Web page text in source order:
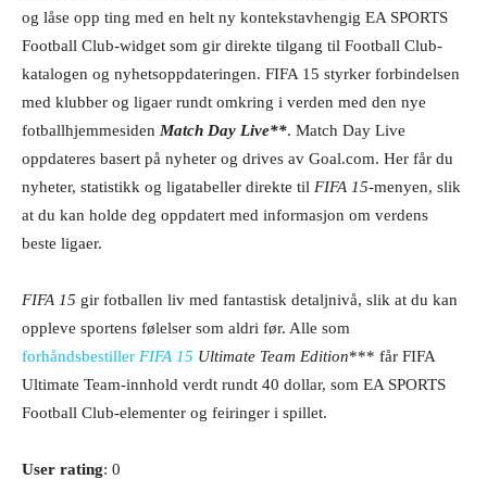
og låse opp ting med en helt ny kontekstavhengig EA SPORTS
Football Club-widget som gir direkte tilgang til Football Club-
katalogen og nyhetsoppdateringen. FIFA 15 styrker forbindelsen
med klubber og ligaer rundt omkring i verden med den nye
fotballhjemmesiden Match Day Live**. Match Day Live
oppdateres basert på nyheter og drives av Goal.com. Her får du
nyheter, statistikk og ligatabeller direkte til FIFA 15-menyen, slik
at du kan holde deg oppdatert med informasjon om verdens
beste ligaer.
FIFA 15 gir fotballen liv med fantastisk detaljnivå, slik at du kan
oppleve sportens følelser som aldri før. Alle som
forhåndsbestiller FIFA 15 Ultimate Team Edition*** får FIFA
Ultimate Team-innhold verdt rundt 40 dollar, som EA SPORTS
Football Club-elementer og feiringer i spillet.
User rating: 0